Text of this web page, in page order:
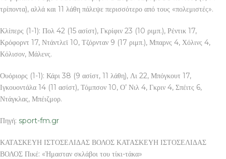
τρίποντα), αλλά και 11 λάθη πάλεψε περισσότερο από τους «πολεμιστές».
Κλίπερς (1-1): Πολ 42 (15 ασίστ), Γκρίφιν 23 (10 ριμπ.), Ρέντικ 17,
Κρόφορντ 17, Ντάντλεϊ 10, Τζόρνταν 9 (17 ριμπ.), Μπαρνς 4, Χόλινς 4,
Κόλισον, Μάλενς.
Ουόριορς (1-1): Κάρι 38 (9 ασίστ, 11 λάθη), Λι 22, Μπόγκουτ 17,
Ιγκουοντάλα 14 (11 ασίστ), Τόμπσον 10, Ο’ Νιλ 4, Γκριν 4, Σπέιτς 6,
Ντάγκλας, Μπέιζμορ.
Πηγή: sport-fm.gr
ΚΑΤΑΣΚΕΥΗ ΙΣΤΟΣΕΛΙΔΑΣ ΒΟΛΟΣ ΚΑΤΑΣΚΕΥΗ ΙΣΤΟΣΕΛΙΔΑΣ
ΒΟΛΟΣ Πικέ: «Ήμασταν σκλάβοι του τίκι-τάκα»